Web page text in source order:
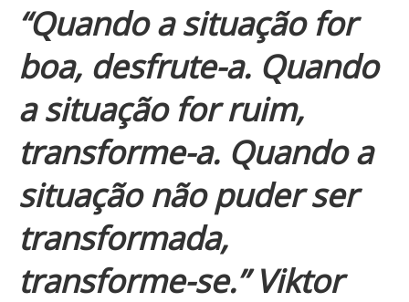
“Quando a situação for
boa, desfrute-a. Quando
a situação for ruim,
transforme-a. Quando a
situação não puder ser
transformada,
transforme-se.” Viktor